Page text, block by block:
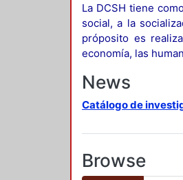
La DCSH tiene
social, a la
próposito es
economía, las
News
Catálogo de
Browse